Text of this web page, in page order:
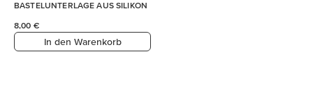
BASTELUNTERLAGE AUS SILIKON
8,00 €
In den Warenkorb